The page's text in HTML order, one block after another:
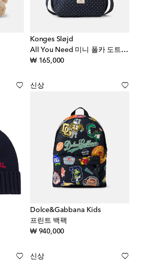
Konges Sløjd
All You Need 미니 폴카 도트 기저귀 가방
₩ 165,000original price
신상
Dolce&Gabbana Kids
프린트 백팩
₩ 940,000original price
신상